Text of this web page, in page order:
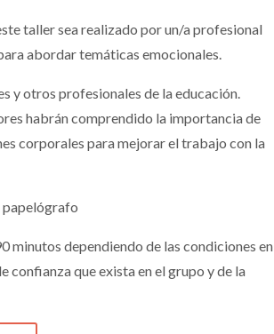
taller sea realizado por un/a profesional
abordar temáticas emocionales.
y otros profesionales de la educación.
habrán comprendido la importancia de
corporales para mejorar el trabajo con la
papelógrafo
minutos dependiendo de las condiciones en
confianza que exista en el grupo y de la